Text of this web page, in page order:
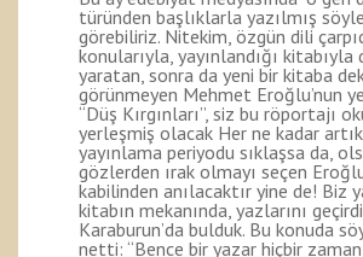
türünden başlıklarla yazılmış
görebiliriz. Nitekim, özgün dili
konularıyla, yayınlandığı kitabıyla
yaratan, sonra da yeni bir kitaba
görünmeyen Mehmet Eroğlu’nun
“Düş Kırgınları”, siz bu röportajı
yerleşmiş olacak Her ne kadar
yayınlama periyodu sıklaşsa da,
gözlerden ırak olmayı seçen
kabilinden anılacaktır yine de! Biz
kitabın mekanında, yazlarını
Karaburun’da bulduk. Bu konuda
netti: “Bence bir yazar hiçbir